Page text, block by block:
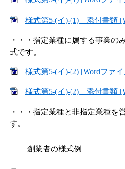
様式第5-(イ)-(1) 添付書類
・・・指定業種に属する事業の
式です。
様式第5-(イ)-(2) [Wordファ
様式第5-(イ)-(2) 添付書類
・・・指定業種と非指定業種を
す。
創業者の様式例